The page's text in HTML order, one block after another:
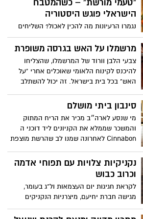
הקלאסית, עם בסיס פריך ונימוח, מלית גבינה
עשירה וקרמית, בשילוב ממרח חלוה שמעניק
עומק וטעם עדין של שומשום. כל אלה מוגשים
עם ציפוי מפנק של פקאן מסוכר ושערות
חלוה המוסיפים מרקם, מתיקות ומראה
מרהיב. אם אתם מחפשים קינוח שיגנוב את
ההצגה בשולחן החג, עוגת הגבינה חלוה של
אחוה היא הבחירה המושלמת: חגיגית,
“טעמי מורשת” – כשהמטבח
הישראלי פוגש היסטוריה
נגמרו הרעיונות מה להכין לאכול? השליחים
כבר יודעים להגיע אליכם בלי להכניס את
הכתובת לווייז? המועצה לשימור אתרים,
בשיתוף משרד המורשת, מגישה את "טעמי
מורשת" - חוברת מתכונים מראשית הציונות
ועד ימינו, שכל אחד מהם מייצג סיפור של
מרשמלו על האש בגרסה משופרת
צבעי הלבן וורוד של המרשמלו, שהצליחו
להיכנס לקינוח הלאומי שאוכלים אחרי "על
האש" בכל בית בישראל. זה יכול להשתלב
פינקה אותנו במתכון משודרג . תהנו
סינבון ביתי מושלם
מי שנסע לארה״ב מכיר את הריח המתוק
והמשכר שממלא את הקניונים ליד דוכני ה
Cinnabon לאחרונה שמנו לב שהרשת מוצפת
לוהט אבל אנחנו כאן כדי לקחת את זה צעד
קדימה. אנחנו מביאים לכם את המתכון
המושלם לסינבון ביתי, כזה שאולי יחזיר
אתכם ישר לטעם המוכר מארה״ב ואם עוד לא
הכרתם תתכוננו להתאהב
נקניקיות צלויות עם תפוחי אדמה
וכרוב כבוש
לקראת חגיגות יום העצמאות ול"ג בעומר,
מגישה חברת יחיעם, מיצרניות הנקניקים
והפסטרמות המובילות בישראל, מתכון חגיגי,
עשיר, ומלא בטעמים: נקניקיות צלויות עם